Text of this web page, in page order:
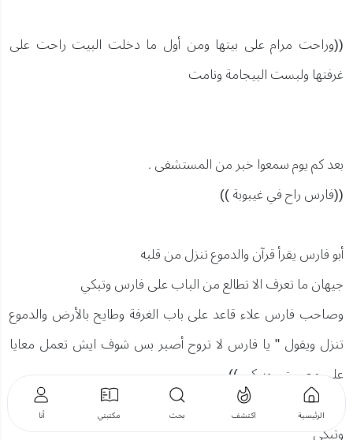
((وراحت مرام على بيتها ومن أول ما دخلت البيت راحت على
غرفتها ولبست البيجامة ونامت
بعد كم يوم سمعوا خبر من المستشفى .
((فارس راح في غيبوبة ))
أبو فارس يقرأ قرآن والدموع تنزل من قلبه
جيهان ما تعرف الا تطالع من الباب على فارس وتبكي
وصاحب فارس علاء قاعد على باب الغرفة وطايح بالأرض والدموع
تنزل ويقول " يا فارس لا تروح أصبر بس شوف ايش تعمل معايا
على مصيبتي ويبكي ))
مرام حالتها في البيت حالة ما تعرف تأكل ولا تشرب وبس نايمة
وتبكي
الرئيسية اكتشف بحث مكتبتي أنا